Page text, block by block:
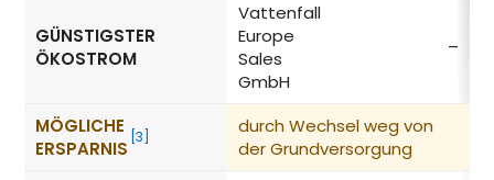
GÜNSTIGSTER
ÖKOSTROM
Vattenfall
Europe
Sales
GmbH
–
MÖGLICHE
ERSPARNIS
[3]
durch Wechsel weg von
der Grundversorgung